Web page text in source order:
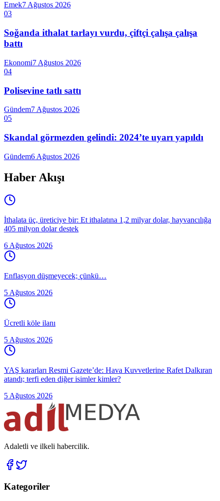
Emek7 Ağustos 2026
03
Soğanda ithalat tarlayı vurdu, çiftçi çalışa çalışa
battı
Ekonomi7 Ağustos 2026
04
Polisevine tatlı sattı
Gündem7 Ağustos 2026
05
Skandal görmezden gelindi: 2024’te uyarı yapıldı
Gündem6 Ağustos 2026
Haber Akışı
İthalata üç, üreticiye bir: Et ithalatına 1,2 milyar dolar, hayvancılığa
405 milyon dolar destek
6 Ağustos 2026
Enflasyon düşmeyecek; çünkü…
5 Ağustos 2026
Ücretli köle ilanı
5 Ağustos 2026
YAŞ kararları Resmi Gazete’de: Hava Kuvvetlerine Rafet Dalkıran
atandı; terfi eden diğer isimler kimler?
5 Ağustos 2026
Adaletli ve ilkeli habercilik.
Kategoriler